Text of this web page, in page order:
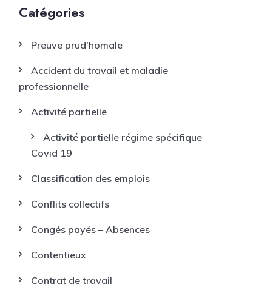
Catégories
Preuve prud'homale
Accident du travail et maladie
professionnelle
Activité partielle
Activité partielle régime spécifique
Covid 19
Classification des emplois
Conflits collectifs
Congés payés – Absences
Contentieux
Contrat de travail